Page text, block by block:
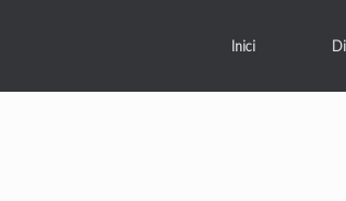
Inici